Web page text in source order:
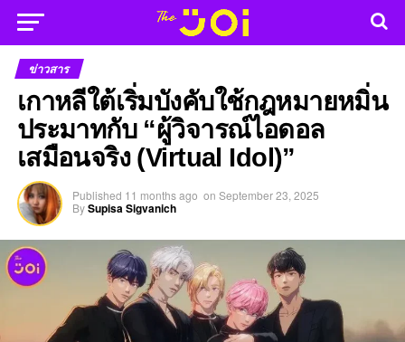
ข่าวสาร
เกาหลีใต้เริ่มบังคับใช้กฎหมายหมิ่น
ประมาทกับ “ผู้วิจารณ์ไอดอล
เสมือนจริง (Virtual Idol)”
Published 11 months ago on September 23, 2025
BySupisa Sigvanich